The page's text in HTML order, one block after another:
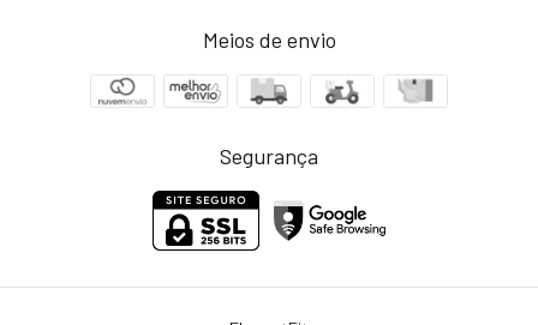
Meios de envio
Segurança